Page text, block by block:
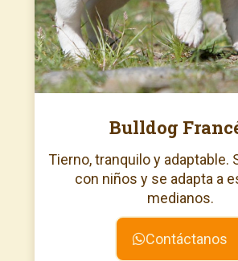
Bulldog
Tierno, tranquilo y adaptable.
con niños y se adapta a
medianos.
Contáctanos